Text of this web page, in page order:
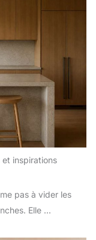
et inspirations
pas à vider les
Elle ...